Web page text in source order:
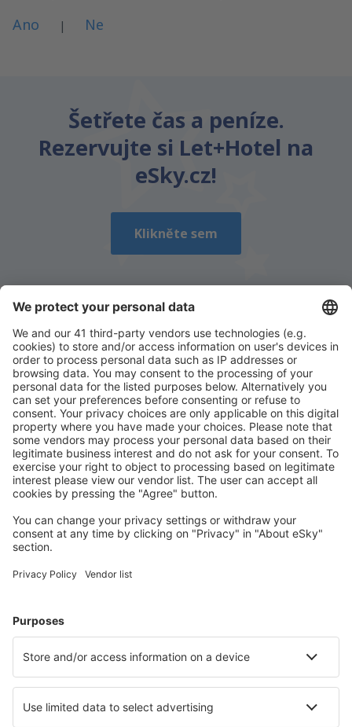
Ano | Ne
Obsahuje nepřesné informace
Nevyčerpává téma
Šetřete čas a peníze.
Rezervujte si Let+Hotel na
eSky.cz!
Klikněte sem
Stáhněte si naši aplikacia plánujte své cesty
pohodlně
Naplánujte si cestu
Letenky
Ubytování
Let+Hotel
Hotely
Transfery